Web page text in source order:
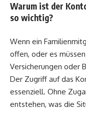
Warum ist der
so wichtig?
Wenn ein
offen, oder es
Versicherungen oder
Der Zugriff auf das
essenziell. Ohne
entstehen, was die